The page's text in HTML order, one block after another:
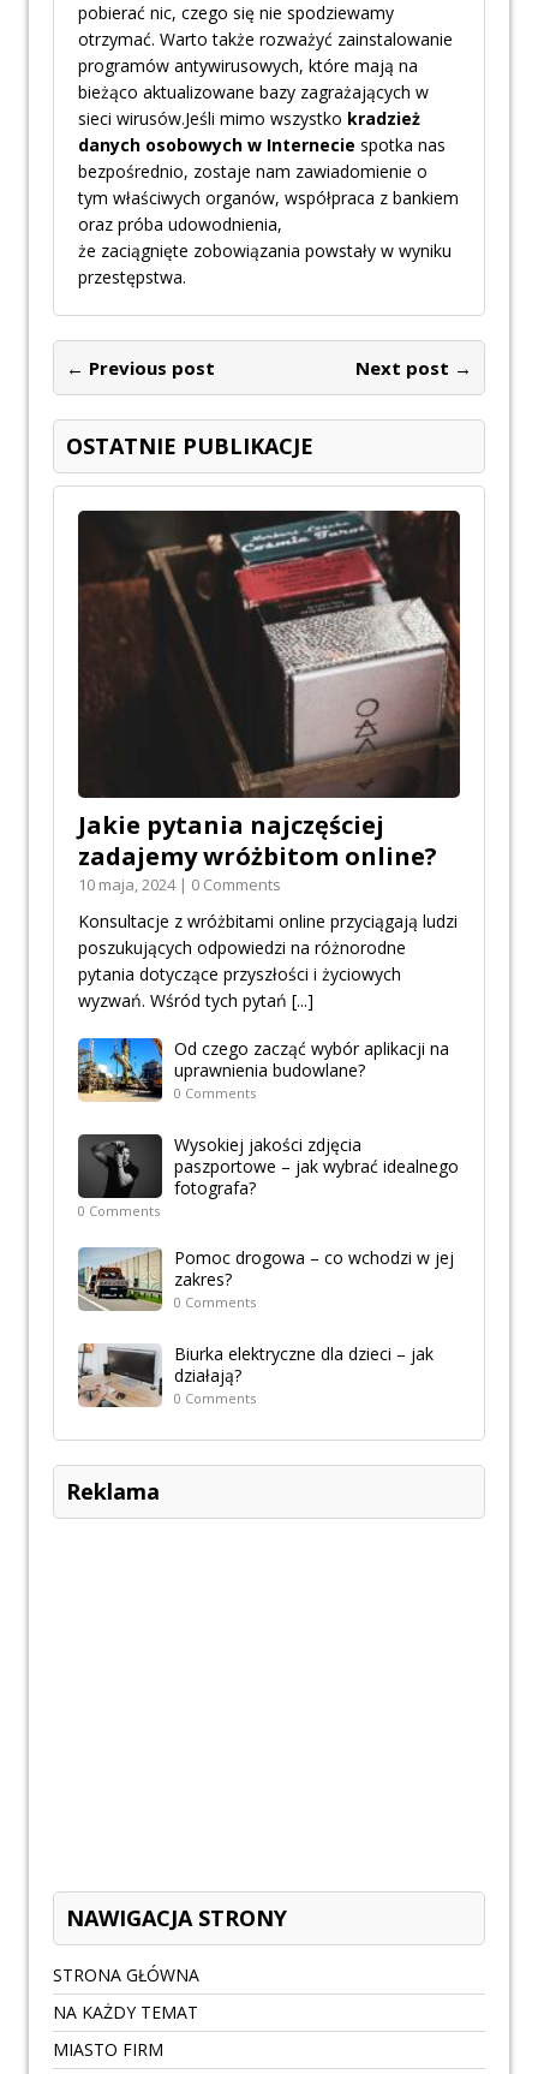
pobierać nic, czego się nie spodziewamy
otrzymać. Warto także rozważyć zainstalowanie
programów antywirusowych, które mają na
bieżąco aktualizowane bazy zagrażających w
sieci wirusów.Jeśli mimo wszystko kradzież
danych osobowych w Internecie spotka nas
bezpośrednio, zostaje nam zawiadomienie o
tym właściwych organów, współpraca z bankiem
oraz próba udowodnienia,
że zaciągnięte zobowiązania powstały w wyniku
przestępstwa.
← Previous post Next post →
OSTATNIE PUBLIKACJE
Jakie pytania najczęściej
zadajemy wróżbitom online?
10 maja, 2024 | 0 Comments
Konsultacje z wróżbitami online przyciągają ludzi
poszukujących odpowiedzi na różnorodne
pytania dotyczące przyszłości i życiowych
wyzwań. Wśród tych pytań [...]
Od czego zacząć wybór aplikacji na
uprawnienia budowlane?
0 Comments
Wysokiej jakości zdjęcia
paszportowe – jak wybrać idealnego
fotografa?
0 Comments
Pomoc drogowa – co wchodzi w jej
zakres?
0 Comments
Biurka elektryczne dla dzieci – jak
działają?
0 Comments
Reklama
NAWIGACJA STRONY
STRONA GŁÓWNA
NA KAŻDY TEMAT
MIASTO FIRM